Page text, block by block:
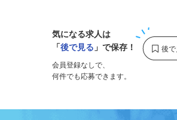
気になる求人は
「後で見る 」で保存！
会員登録なしで、
何件でも応募できます。